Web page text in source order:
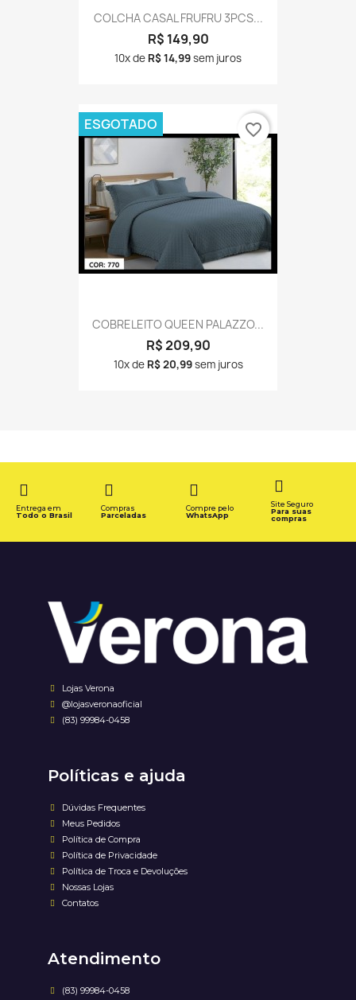
COLCHA CASAL FRUFRU 3PCS...
R$ 149,90
10x de R$ 14,99sem juros
COBRELEITO QUEEN PALAZZO...
R$ 209,90
10x de R$ 20,99sem juros
ESGOTADO favorite_border
Entrega em
Todo o Brasil
Compras
Parceladas
Compre pelo
WhatsApp
Site Seguro
Para suas
compras
Lojas Verona
@lojasveronaoficial
(83) 99984-0458
Políticas e ajuda
Dúvidas Frequentes
Meus Pedidos
Política de Compra
Política de Privacidade
Política de Troca e Devoluções
Nossas Lojas
Contatos
Atendimento
(83) 99984-0458